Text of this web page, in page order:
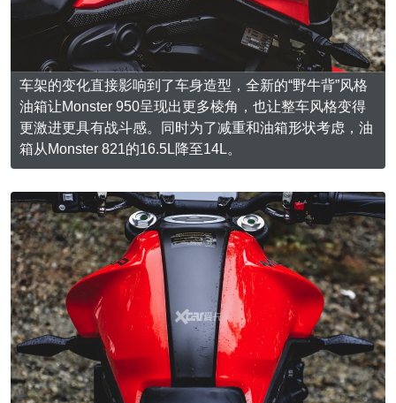
车架的变化直接影响到了车身造型，全新的“野牛背”风格
油箱让Monster 950呈现出更多棱角，也让整车风格变得
更激进更具有战斗感。同时为了减重和油箱形状考虑，油
箱从Monster 821的16.5L降至14L。